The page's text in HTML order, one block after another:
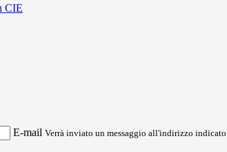
CIE
E-mail Verrà inviato un messaggio all'indirizzo